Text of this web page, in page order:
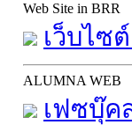
Web Site in BRR
เว็บไซ
ALUMNA WEB
เฟซบุ๊ค